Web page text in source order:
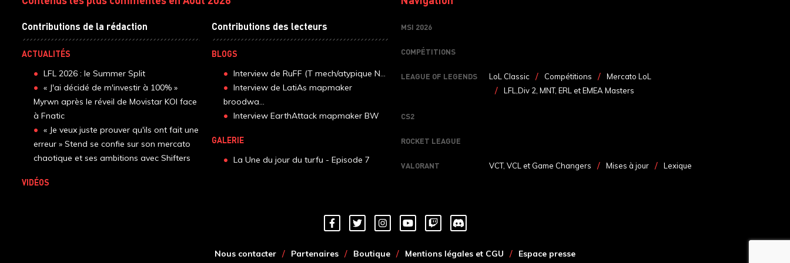
Contributions de la rédaction
ACTUALITÉS
LFL 2026 : le Summer Split
« J'ai décidé de m'investir à 100% »
Myrwn après le réveil de Movistar KOI face
à Fnatic
« Je veux juste prouver qu'ils ont fait une
erreur » Stend se confie sur son mercato
chaotique et ses ambitions avec Shifters
VIDÉOS
Contributions des lecteurs
BLOGS
Interview de RuFF (T mech/atypique N...
Interview de LatiAs mapmaker
broodwa...
Interview EarthAttack mapmaker BW
GALERIE
La Une du jour du turfu - Episode 7
MSI 2026
COMPÉTITIONS
LEAGUE OF LEGENDS LoL Classic Compétitions
Mercato LoL
LFL,Div 2, MNT, ERL et EMEA Masters
CS2
ROCKET LEAGUE
VALORANT VCT, VCL et Game Changers Mises à jour Lexique
Nous contacter Partenaires Boutique Mentions légales et CGU Espace presse